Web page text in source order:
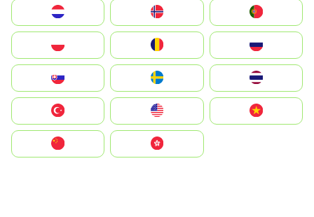
United States
中國香港特別行政區